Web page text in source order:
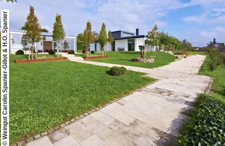
Entdecken & Erleben
Wein & Genuss
Kultur & Events
Buchen & Service
© Weingut Carolin Spanier-Gillot & H.O. Spanier